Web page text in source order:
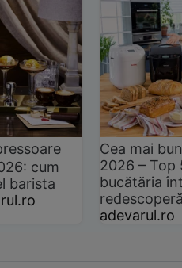
cum
barista
Cea mai
2026 –
bucătăria
adevarul.ro